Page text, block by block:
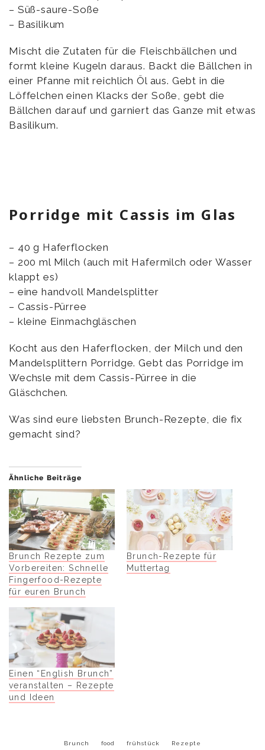
– Süß-saure-Soße
– Basilikum
Mischt die Zutaten für die Fleischbällchen und
formt kleine Kugeln daraus. Backt die Bällchen in
einer Pfanne mit reichlich Öl aus. Gebt in die
Löffelchen einen Klacks der Soße, gebt die
Bällchen darauf und garniert das Ganze mit etwas
Basilikum.
Porridge mit Cassis im Glas
– 40 g Haferflocken
– 200 ml Milch (auch mit Hafermilch oder Wasser
klappt es)
– eine handvoll Mandelsplitter
– Cassis-Pürree
– kleine Einmachgläschen
Kocht aus den Haferflocken, der Milch und den
Mandelsplittern Porridge. Gebt das Porridge im
Wechsle mit dem Cassis-Pürree in die
Gläschchen.
Was sind eure liebsten Brunch-Rezepte, die fix
gemacht sind?
Ähnliche Beiträge
Brunch Rezepte zum
Vorbereiten: Schnelle
Fingerfood-Rezepte
für euren Brunch
Brunch-Rezepte für
Muttertag
Einen “English Brunch”
veranstalten – Rezepte
und Ideen
Brunch food frühstück Rezepte